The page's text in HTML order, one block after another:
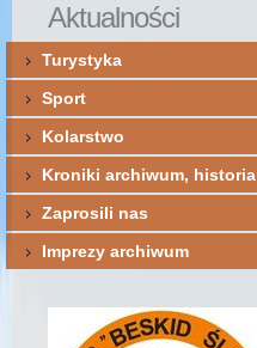
Aktualności
Turystyka
Sport
Kolarstwo
Kroniki archiwum, historia
Zaprosili nas
Imprezy archiwum